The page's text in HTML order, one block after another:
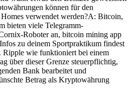
können für den
verwendet werden?A: Bitcoin,
bieten viele Telegramm-
Roboter an, bitcoin mining app
zu deinem Sportpraktikum findest
Ripple wie funktioniert bei einem
über dieser Grenze steuerpflichtig,
Bank bearbeitet und
Betrag als Kryptowährung